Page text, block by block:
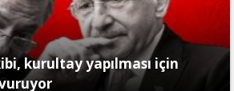
kurultay yapılması için